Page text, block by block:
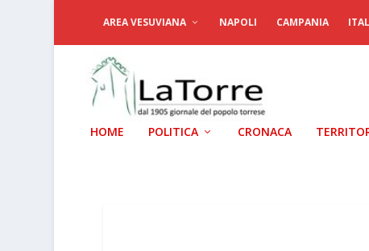
AREA VESUVIANA NAPOLI CAMPANIA
HOME POLITICA CRONACA